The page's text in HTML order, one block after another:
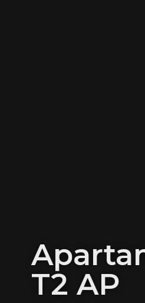
T2 AP